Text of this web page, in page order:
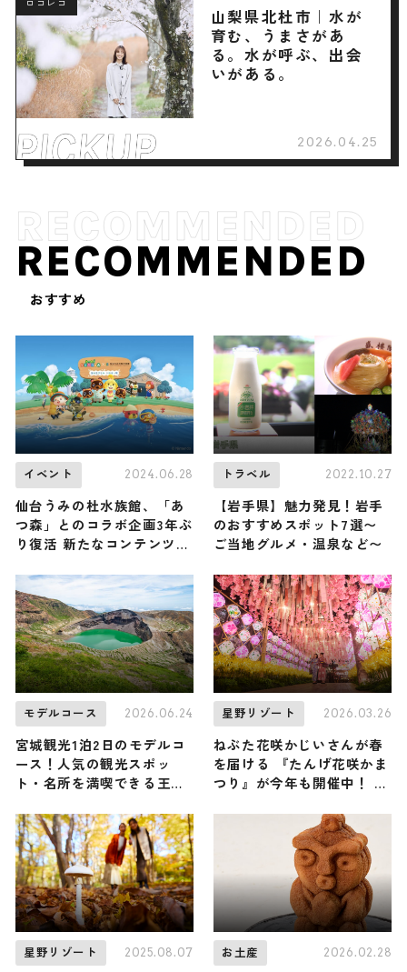
ロコレコ
山梨県北杜市｜水が
育む、うまさがあ
る。水が呼ぶ、出会
いがある。
2026.04.25
RECOMMENDED
おすすめ
イベント 2024.06.28
仙台うみの杜水族館、「あ
つ森」とのコラボ企画3年ぶ
り復活 新たなコンテンツも
トラベル 2022.10.27
【岩手県】魅力発見！岩手
のおすすめスポット7選〜
ご当地グルメ・温泉など〜
モデルコース 2026.06.24
宮城観光1泊2日のモデルコ
ース！人気の観光スポッ
ト・名所を満喫できる王道
星野リゾート 2026.03.26
ねぶた花咲かじいさんが春
を届ける 『たんげ花咲かま
つり』が今年も開催中！ ね
る「春告げ小径」も / 青森
屋 by 星野リゾート
星野リゾート 2025.08.07 お土産 2026.02.28